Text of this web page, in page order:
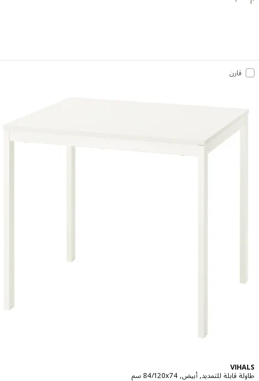
قارن
VIHALS
طاولة قابلة للتمديد, أبيض, ‎84/120x74 سم‏